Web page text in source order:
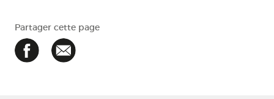
Partager cette page